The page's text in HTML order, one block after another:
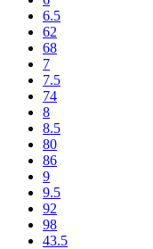
6.5
62
68
7
7.5
74
8
8.5
80
86
9
9.5
92
98
43.5